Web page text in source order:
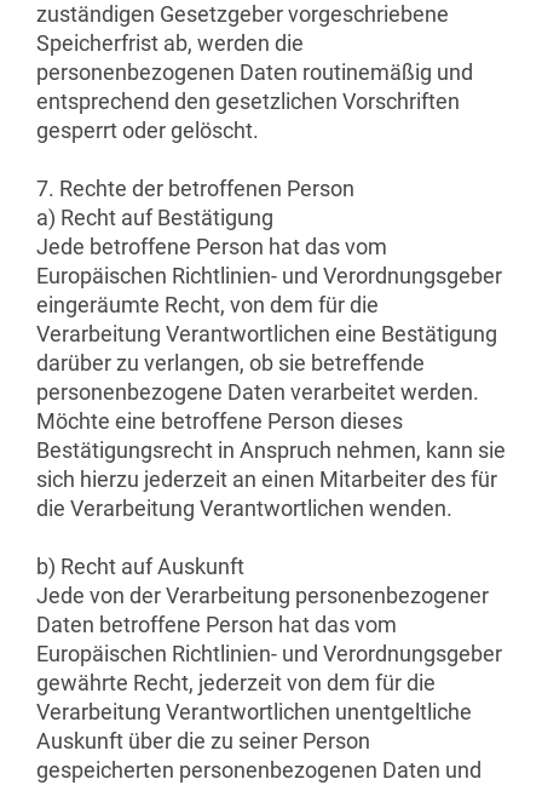
zuständigen Gesetzgeber vorgeschriebene
Speicherfrist ab, werden die
personenbezogenen Daten routinemäßig und
entsprechend den gesetzlichen Vorschriften
gesperrt oder gelöscht.
7. Rechte der betroffenen Person
a) Recht auf Bestätigung
Jede betroffene Person hat das vom
Europäischen Richtlinien- und Verordnungsgeber
eingeräumte Recht, von dem für die
Verarbeitung Verantwortlichen eine Bestätigung
darüber zu verlangen, ob sie betreffende
personenbezogene Daten verarbeitet werden.
Möchte eine betroffene Person dieses
Bestätigungsrecht in Anspruch nehmen, kann sie
sich hierzu jederzeit an einen Mitarbeiter des für
die Verarbeitung Verantwortlichen wenden.
b) Recht auf Auskunft
Jede von der Verarbeitung personenbezogener
Daten betroffene Person hat das vom
Europäischen Richtlinien- und Verordnungsgeber
gewährte Recht, jederzeit von dem für die
Verarbeitung Verantwortlichen unentgeltliche
Auskunft über die zu seiner Person
gespeicherten personenbezogenen Daten und